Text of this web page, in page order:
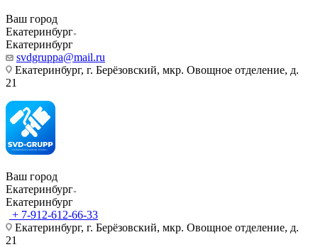
Ваш город
Екатеринбург
Екатеринбург
svdgruppa@mail.ru
Екатеринбург, г. Берёзовский, мкр. Овощное отделение, д.
21
Ваш город
Екатеринбург
Екатеринбург
+ 7-912-612-66-33
Екатеринбург, г. Берёзовский, мкр. Овощное отделение, д.
21